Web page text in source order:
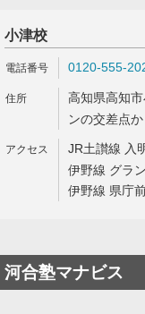
小津校
0120-555-
高知県高知
ンの交差点
JR土讃線 入
伊野線 グラ
伊野線 県庁
河合塾マナビス